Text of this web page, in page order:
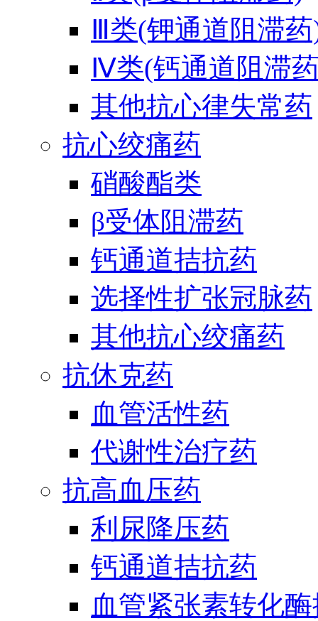
Ⅲ类(钾通道阻滞
Ⅳ类(钙通道阻滞
其他抗心律失常药
抗心绞痛药
硝酸酯类
β受体阻滞药
钙通道拮抗药
选择性扩张冠脉药
其他抗心绞痛药
抗休克药
血管活性药
代谢性治疗药
抗高血压药
利尿降压药
钙通道拮抗药
血管紧张素转化